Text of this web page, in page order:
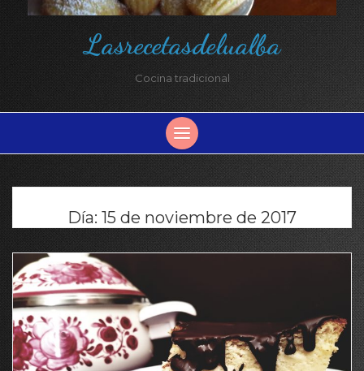
Lasrecetasdelualba
Cocina tradicional
Día: 15 de noviembre de 2017